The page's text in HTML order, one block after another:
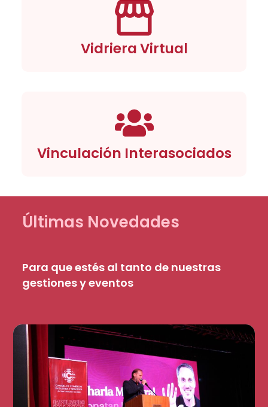
Vidriera Virtual
Vinculación Interasociados
Últimas Novedades
Para que estés al tanto de nuestras
gestiones y eventos